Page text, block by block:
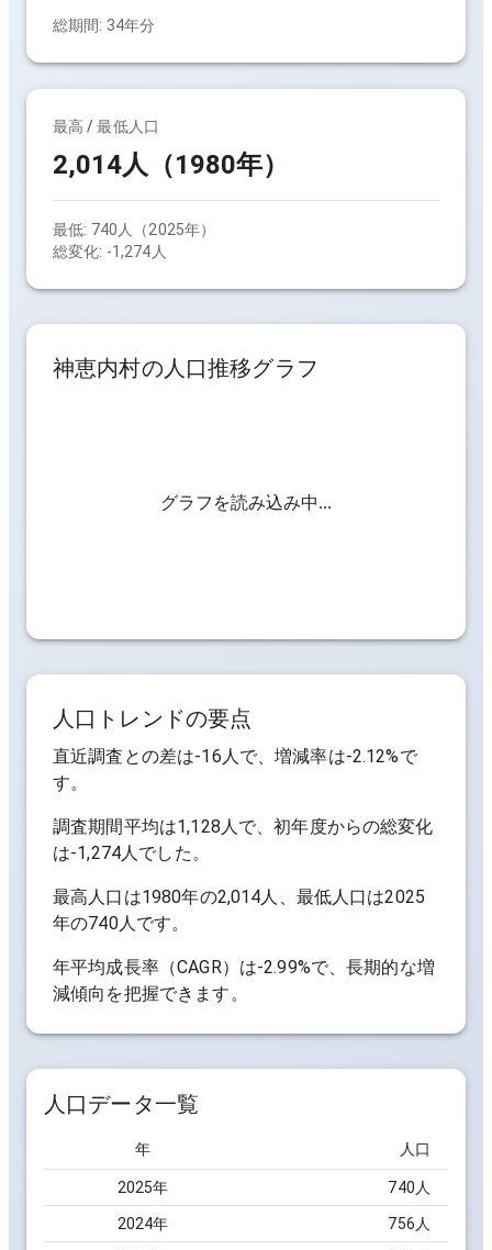
総期間: 34年分
最高 / 最低人口
2,014人（1980年）
最低: 740人（2025年）
総変化: -1,274人
神恵内村の人口推移グラフ
グラフを読み込み中...
人口トレンドの要点
直近調査との差は-16人で、増減率は-2.12%で
す。
調査期間平均は1,128人で、初年度からの総変化
は-1,274人でした。
最高人口は1980年の2,014人 、最低人口は2025
年の740人です。
年平均成長率（CAGR）は-2.99%で、長期的な増
減傾向を把握できます。
人口データ一覧
年 人口
2025年 740 人
2024年 756 人